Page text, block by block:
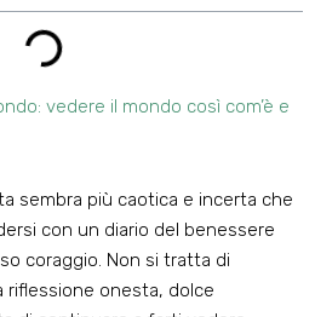
vedere il mondo così com’è e
sembra più caotica e incerta che
con un diario del benessere
coraggio. Non si tratta di
riflessione onesta, dolce